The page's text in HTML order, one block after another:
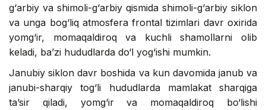
g‘arbiy va shimoli-g‘arbiy qismida shimoli-g‘arbiy siklon
va unga bog‘liq atmosfera frontal tizimlari davr oxirida
yomg‘ir, momaqaldiroq va kuchli shamollarni olib
keladi, ba’zi hududlarda do‘l yog‘ishi mumkin.
Janubiy siklon davr boshida va kun davomida janub va
janubi-sharqiy tog‘li hududlarda mamlakat sharqiga
ta’sir qiladi, yomg‘ir va momaqaldiroq bo‘lishi